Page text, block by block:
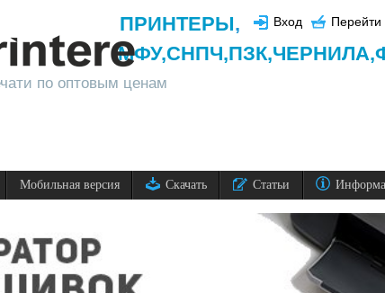
по оптовым ценам
Вход Перейти
ПРИНТЕРЫ,
МФУ,СНПЧ,ПЗК,ЧЕРНИЛА,
Мобильная версия Скачать Статьи